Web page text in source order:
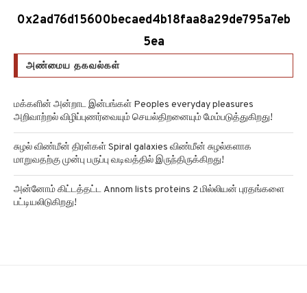
0x2ad76d15600becaed4b18faa8a29de795a7eb
5ea
அண்மைய தகவல்கள்
மக்களின் அன்றாட இன்பங்கள் Peoples everyday pleasures
அறிவாற்றல் விழிப்புணர்வையும் செயல்திறனையும் மேம்படுத்துகிறது!
சுழல் விண்மீன் திரள்கள் Spiral galaxies விண்மீன் சுழல்களாக
மாறுவதற்கு முன்பு பருப்பு வடிவத்தில் இருந்திருக்கிறது!
அன்னோம் கிட்டத்தட்ட Annom lists proteins 2 மில்லியன் புரதங்களை
பட்டியலிடுகிறது!